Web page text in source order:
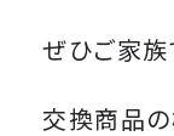
ぜひご家族
交換商品の